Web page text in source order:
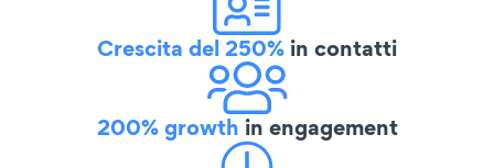
Crescita del 250% in contatti
200% growth in engagement